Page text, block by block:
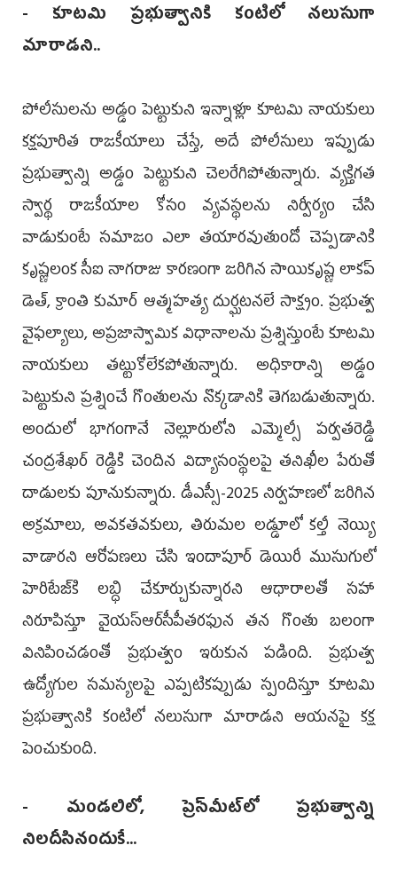
- కూట‌మి ప్ర‌భుత్వానికి కంటిలో న‌లుసుగా
మారాడని..
పోలీసుల‌ను అడ్డం పెట్టుకుని ఇన్నాళ్లూ కూట‌మి నాయ‌కులు
క‌క్షపూరిత రాజ‌కీయాలు చేస్తే, అదే పోలీసులు ఇప్పుడు
ప్ర‌భుత్వాన్ని అడ్డం పెట్టుకుని చెల‌రేగిపోతున్నారు. వ్య‌క్తిగ‌త
స్వార్థ రాజ‌కీయాల కోసం వ్య‌వ‌స్థ‌ల‌ను నిర్వీర్యం చేసి
వాడుకుంటే స‌మాజం ఎలా త‌యార‌వుతుందో చెప్ప‌డానికి
కృష్ణలంక సీఐ నాగరాజు కార‌ణంగా జ‌రిగిన సాయికృష్ణ లాక‌ప్
డెత్‌, క్రాంతి కుమార్ ఆత్మ‌హ‌త్య దుర్ఘ‌ట‌న‌లే సాక్ష్యం. ప్ర‌భుత్వ
వైఫ‌ల్యాలు, అప్ర‌జాస్వామిక విధానాల‌ను ప్ర‌శ్నిస్తుంటే కూట‌మి
నాయ‌కులు త‌ట్టుకోలేక‌పోతున్నారు. అధికారాన్ని అడ్డం
పెట్టుకుని ప్ర‌శ్నించే గొంతుల‌ను నొక్క‌డానికి తెగ‌బ‌డుతున్నారు.
అందులో భాగంగానే నెల్లూరులోని ఎమ్మెల్సీ ప‌ర్వ‌త‌రెడ్డి
చంద్ర‌శేఖ‌ర్ రెడ్డికి చెందిన‌ విద్యాసంస్థ‌ల‌పై త‌నిఖీల పేరుతో
దాడుల‌కు పూనుకున్నారు. డీఎస్సీ-2025 నిర్వ‌హ‌ణ‌లో జ‌రిగిన
అక్ర‌మాలు, అవ‌క‌త‌వ‌కులు, తిరుమ‌ల ల‌డ్డూలో క‌ల్తీ నెయ్యి
వాడారని ఆరోప‌ణ‌లు చేసి ఇందాపూర్ డెయిరీ ముసుగులో
హెరిటేజ్‌కి లబ్ధి చేకూర్చుకున్నార‌ని ఆధారాల‌తో స‌హా
నిరూపిస్తూ వైయ‌స్ఆర్‌సీపీత‌ర‌ఫున త‌న గొంతు బ‌లంగా
వినిపించడంతో ప్ర‌భుత్వం ఇరుకున ప‌డింది. ప్ర‌భుత్వ
ఉద్యోగుల స‌మ‌స్య‌ల‌పై ఎప్పటిక‌ప్పుడు స్పందిస్తూ కూట‌మి
ప్ర‌భుత్వానికి కంటిలో న‌లుసుగా మారాడని ఆయ‌న‌పై క‌క్ష
పెంచుకుంది.
- మండ‌లిలో, ప్రెస్‌మీట్‌లో ప్ర‌భుత్వాన్ని
నిల‌దీసినందుకే...